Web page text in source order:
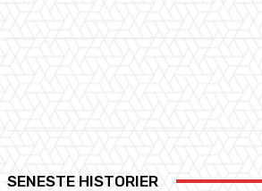
SENESTE HISTORIER